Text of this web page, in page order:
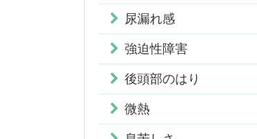
尿漏れ感
強迫性障害
後頭部のはり
微熱